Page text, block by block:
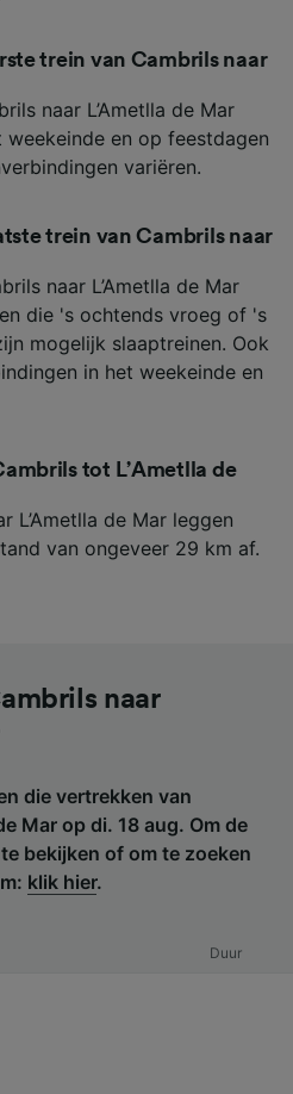
trein van Cambrils naar
naar L’Ametlla de Mar
en op feestdagen
variëren.
trein van Cambrils naar
naar L’Ametlla de Mar
die 's ochtends vroeg of 's
mogelijk slaaptreinen. Ook
in het weekeinde en
tot L’Ametlla de
L’Ametlla de Mar leggen
van ongeveer 29 km af.
naar
die vertrekken van
Mar op di. 18 aug. Om de
bekijken of om te zoeken
klik hier.
Duur